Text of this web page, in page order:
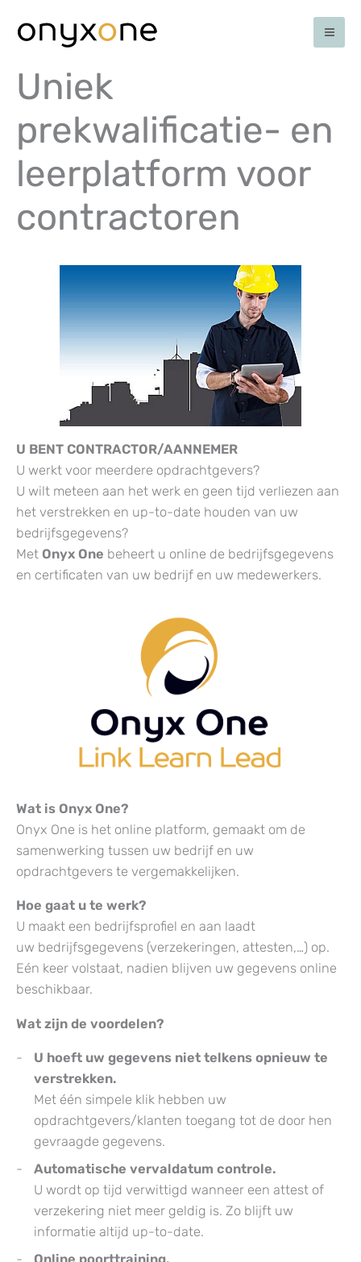
naar
inhoudUniek
prekwalificatie- en
leerplatform voor
contractoren
U BENT CONTRACTOR/AANNEMER
U werkt voor meerdere opdrachtgevers?
U wilt meteen aan het werk en geen tijd verliezen aan
het verstrekken en up-to-date houden van uw
bedrijfsgegevens?
Met Onyx One beheert u online de bedrijfsgegevens
en certificaten van uw bedrijf en uw medewerkers.
Wat is Onyx One?
Onyx One is het online platform, gemaakt om de
samenwerking tussen uw bedrijf en uw
opdrachtgevers te vergemakkelijken.
Hoe gaat u te werk?
U maakt een bedrijfsprofiel en aan laadt
uw bedrijfsgegevens (verzekeringen, attesten,…) op.
Eén keer volstaat, nadien blijven uw gegevens online
beschikbaar.
Wat zijn de voordelen?
U hoeft uw gegevens niet telkens opnieuw te
verstrekken.
Met één simpele klik hebben uw
opdrachtgevers/klanten toegang tot de door hen
gevraagde gegevens.
Automatische vervaldatum controle.
U wordt op tijd verwittigd wanneer een attest of
verzekering niet meer geldig is. Zo blijft uw
informatie altijd up-to-date.